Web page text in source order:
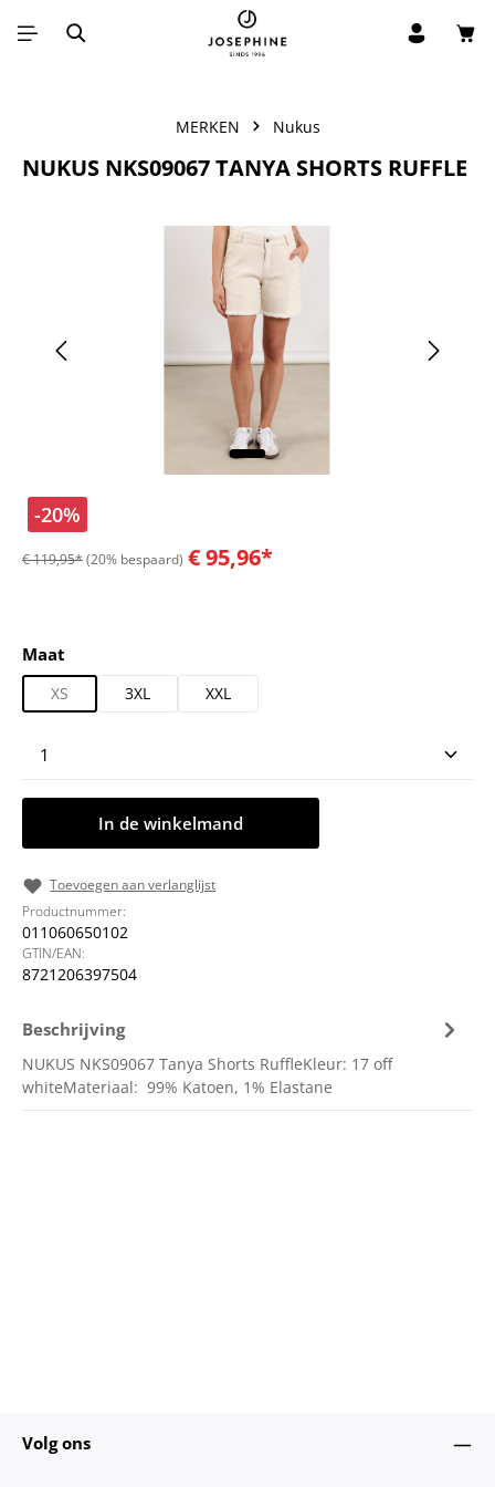
Ga naar de hoofdinhoud
MERKEN Nukus
NUKUS NKS09067 TANYA SHORTS RUFFLE
Afbeeldingengalerij overslaan
-20%
€ 119,95*(20% bespaard) € 95,96*
Selecteer
Maat
XS 3XL XXL
Producthoeveelheid: Voer de gewenste
In de winkelmand
Toevoegen aan verlanglijst
Productnummer:
011060650102
GTIN/EAN:
8721206397504
Beschrijving
NUKUS NKS09067 Tanya Shorts RuffleKleur: 17 off
whiteMateriaal: 99% Katoen, 1% Elastane
Volg ons